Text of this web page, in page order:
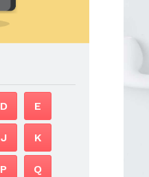
D E
J K
P Q